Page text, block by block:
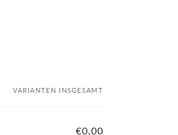
VARIANTEN INSGESAMT
€0,00